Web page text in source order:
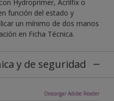
Hydroprimer, Acrilfix o
función del estado y
un mínimo de dos manos
en Ficha Técnica.
y de seguridad
Descargar Adobe Reader